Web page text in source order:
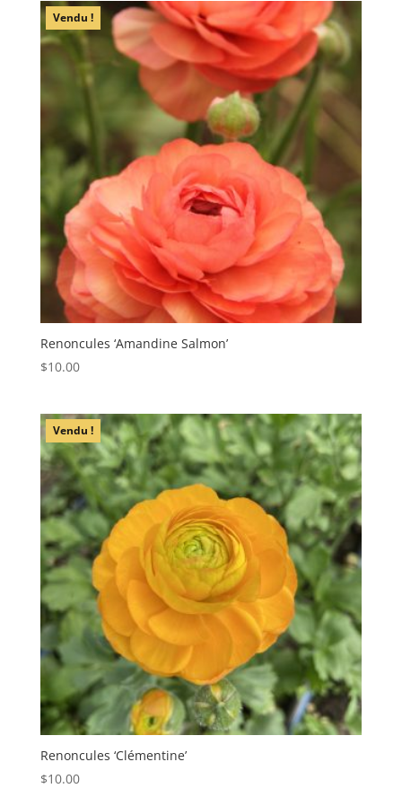
Vendu !
Renoncules ‘Amandine Salmon’
$10.00
Vendu !
Renoncules ‘Clémentine’
$10.00